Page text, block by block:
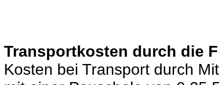
Transportkosten durch die
Kosten bei Transport durch